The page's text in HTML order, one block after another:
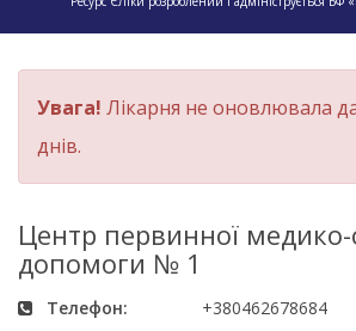
Увага! Лікарня не оновлювала
днів.
Центр первинної медико-
допомоги № 1
Телефон: +380462678684